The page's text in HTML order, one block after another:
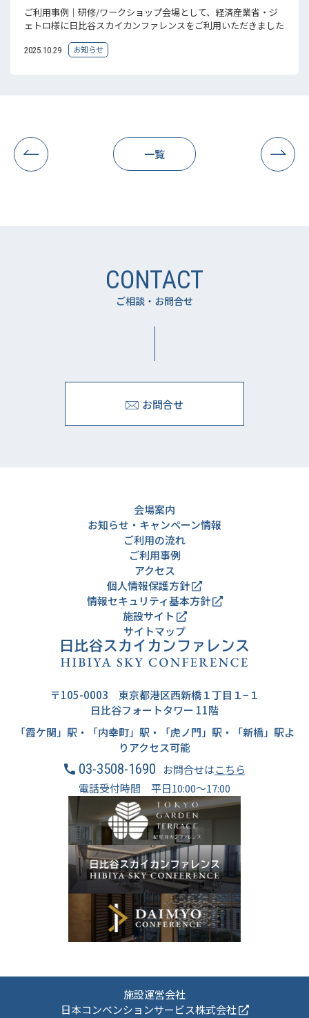
ご利用事例｜研修/ワークショップ会場として、経済産業省・ジ
ェトロ様に日比谷スカイカンファレンスをご利用いただきました
2025.10.29 お知らせ
一覧
CONTACT
ご相談・お問合せ
お問合せ
〒105-0003 東京都港区西新橋１丁目１−１
日比谷フォートタワー 11階
「霞ケ関」駅・「内幸町」駅・「虎ノ門」駅・「新橋」駅よ
りアクセス可能
03-3508-1690 お問合せはこちら
電話受付時間 平日10:00～17:00
会場案内
お知らせ・キャンペーン情報
ご利用の流れ
ご利用事例
アクセス
個人情報保護方針
情報セキュリティ基本方針
施設サイト
サイトマップ
施設運営会社
日本コンベンションサービス株式会社